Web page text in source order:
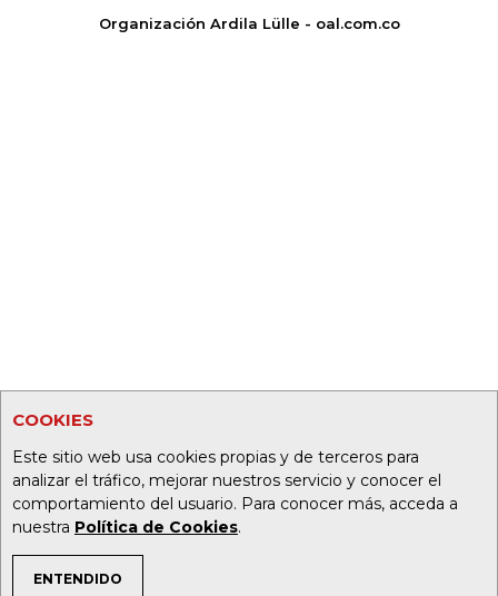
COOKIES
Este sitio web usa cookies propias y de terceros para
analizar el tráfico, mejorar nuestros servicio y conocer el
comportamiento del usuario. Para conocer más, acceda a
nuestra Política de Cookies.
ENTENDIDO
Organización Ardila Lülle - oal.com.co